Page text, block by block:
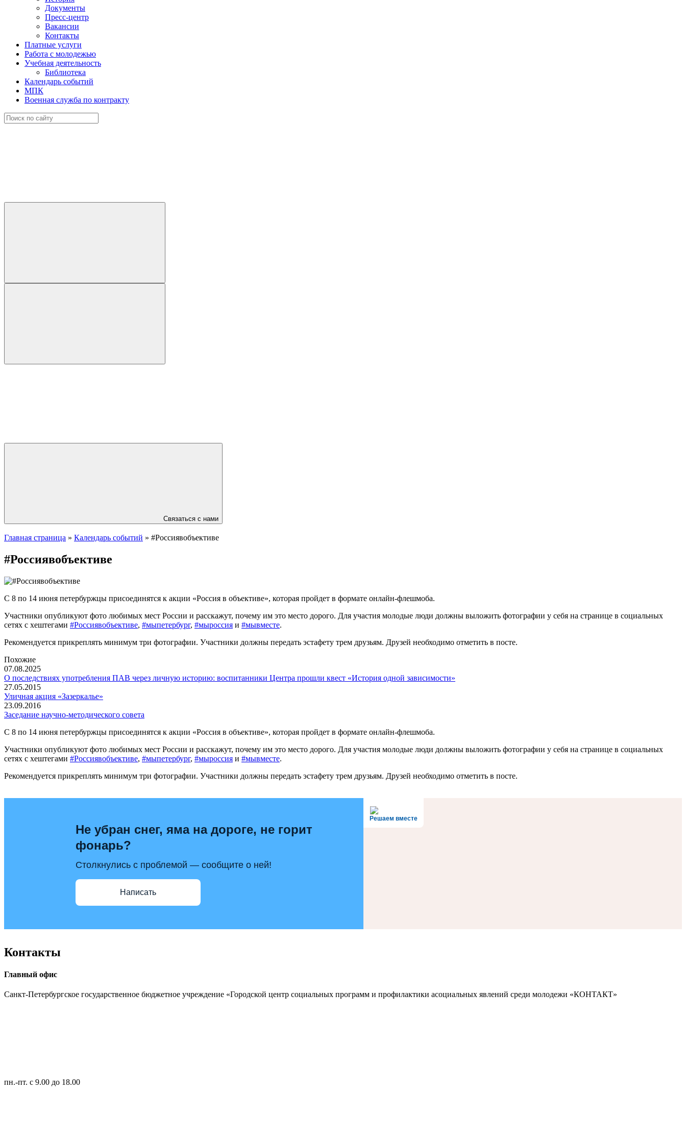
Документы
Пресс-центр
Вакансии
Контакты
Платные услуги
Работа с молодежью
Учебная деятельность
Библиотека
Календарь событий
МПК
Военная служба по контракту
Связаться с нами
Главная страница » Календарь событий » #Россиявобъективе
#Россиявобъективе
С 8 по 14 июня петербуржцы присоединятся к акции «Россия в объективе», которая пройдет в формате онлайн-флешмоба.
Участники опубликуют фото любимых мест России и расскажут, почему им это место дорого. Для участия молодые люди должны выложить фотографии у себя на странице в социальных
сетях с хештегами #Россиявобъективе, #мыпетербург, #мыроссия и #мывместе.
Рекомендуется прикреплять минимум три фотографии. Участники должны передать эстафету трем друзьям. Друзей необходимо отметить в посте.
Похожие
07.08.2025
О последствиях употребления ПАВ через личную историю: воспитанники Центра прошли квест «История одной зависимости»
27.05.2015
Уличная акция «Зазеркалье»
23.09.2016
Заседание научно-методического совета
С 8 по 14 июня петербуржцы присоединятся к акции «Россия в объективе», которая пройдет в формате онлайн-флешмоба.
Участники опубликуют фото любимых мест России и расскажут, почему им это место дорого. Для участия молодые люди должны выложить фотографии у себя на странице в социальных
сетях с хештегами #Россиявобъективе, #мыпетербург, #мыроссия и #мывместе.
Рекомендуется прикреплять минимум три фотографии. Участники должны передать эстафету трем друзьям. Друзей необходимо отметить в посте.
Решаем вместе
Не убран снег, яма на дороге, не горит
фонарь?
Столкнулись с проблемой — сообщите о ней!
Написать
Контакты
Главный офис
Санкт-Петербургское государственное бюджетное учреждение «Городской центр социальных программ и профилактики асоциальных явлений среди молодежи «КОНТАКТ»
пн.-пт. с 9.00 до 18.00